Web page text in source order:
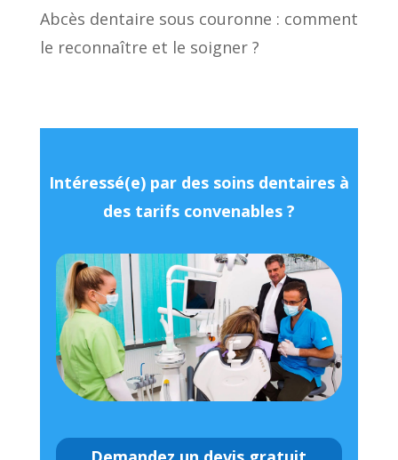
Abcès dentaire sous couronne : comment
le reconnaître et le soigner ?
Intéressé(e) par des soins dentaires à
des tarifs convenables ?